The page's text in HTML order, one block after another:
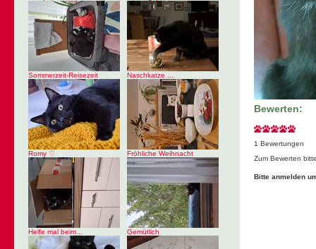
Sommerzeit-Reisezeit Naschkatze ...
Romy ♡ Fröhliche Weihnacht
Helfe mal beim... Gemütlich
Bewerten:
1 Bewertungen
Zum Bewerten
Bitte anmelden